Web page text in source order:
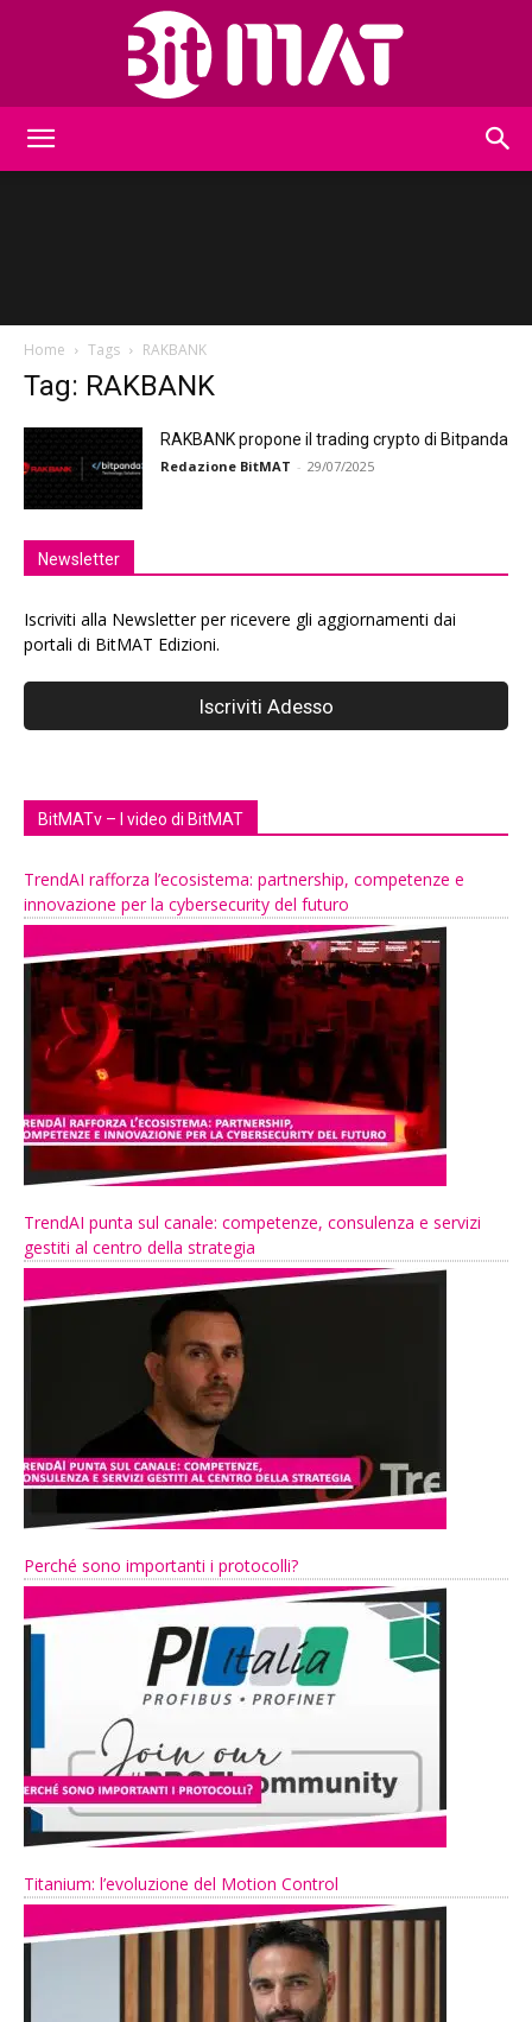
Home Tags RAKBANK
Tag: RAKBANK
RAKBANK propone il trading crypto di Bitpanda
Redazione BitMAT - 29/07/2025
Newsletter
Iscriviti alla Newsletter per ricevere gli aggiornamenti dai
portali di BitMAT Edizioni.
BitMATv – I video di BitMAT
TrendAI rafforza l’ecosistema: partnership, competenze e
innovazione per la cybersecurity del futuro
TrendAI punta sul canale: competenze, consulenza e servizi
gestiti al centro della strategia
Perché sono importanti i protocolli?
Titanium: l’evoluzione del Motion Control